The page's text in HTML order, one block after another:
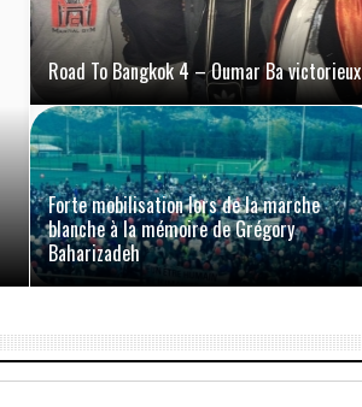
Road To Bangkok 4 – Oumar Ba victorieux
Forte mobilisation lors de la marche
blanche à la mémoire de Grégory
Baharizadeh